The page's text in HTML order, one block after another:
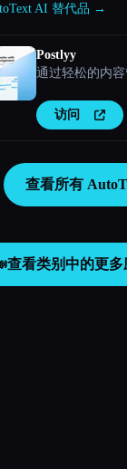
AI 替代品 →
Postlyy
通过轻松的内
访问
查看所有
查看类别中的更多